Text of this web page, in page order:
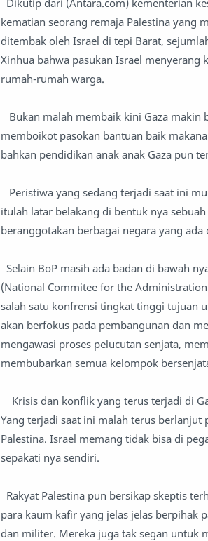
Dikutip dari (Antara.com) kementerian
kematian seorang remaja Palestina yang
ditembak oleh Israel di tepi Barat,
Xinhua bahwa pasukan Israel menyerang
rumah-rumah warga.
Bukan malah membaik kini Gaza
memboikot pasokan bantuan baik
bahkan pendidikan anak anak Gaza pun
Peristiwa yang sedang terjadi saat ini
itulah latar belakang di bentuk nya
beranggotakan berbagai negara yang ada
Selain BoP masih ada badan di bawah
(National Commitee for the
salah satu konfrensi tingkat tinggi tujuan
akan berfokus pada pembangunan dan
mengawasi proses pelucutan senjata,
membubarkan semua kelompok
Krisis dan konflik yang terus terjadi di
Yang terjadi saat ini malah terus
Palestina. Israel memang tidak bisa di
sepakati nya sendiri.
Rakyat Palestina pun bersikap skeptis
para kaum kafir yang jelas jelas berpihak
dan militer. Mereka juga tak segan untuk